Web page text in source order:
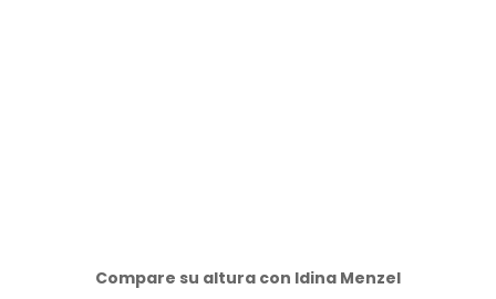
Compare su altura con Idina Menzel